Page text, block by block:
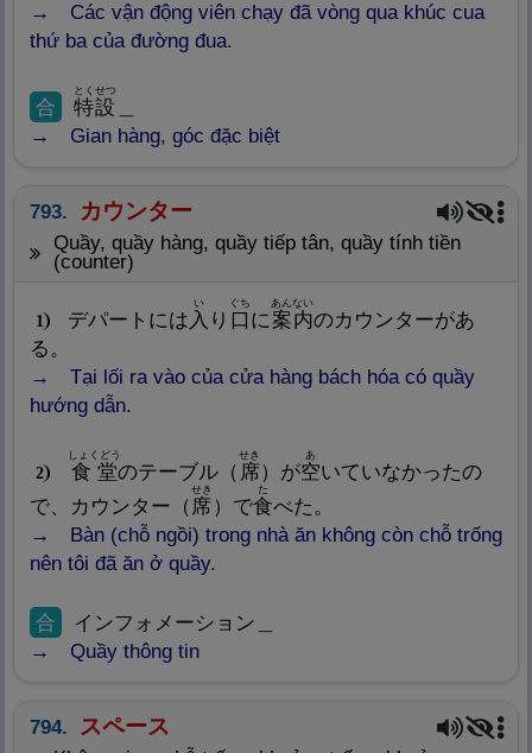
Các vận động viên chạy đã vòng qua khúc cua
thứ ba của đường đua.
合 特設
とくせつ
Gian hàng, góc đặc biệt
793. カウンター
quầy, quầy hàng, quầy tiếp tân, quầy tính tiền
(counter)
1 デパートには入
い
り 口
ぐち
に案内
あんない
のカウンターがあ
る。
Tại lối ra vào của cửa hàng bách hóa có quầy
hướng dẫn.
2 食堂
しょくどう
のテーブル（ 席
せき
）が空
Nghĩa: Rỗng không, hư không,
あ
いていなかったの
で、カウンター（ 席
せき
）で食
た
べた。
Bàn (chỗ ngồi) trong nhà ăn không còn chỗ trống
nên tôi đã ăn ở quầy.
合
インフォメーション＿
Quầy thông tin
794. スペース